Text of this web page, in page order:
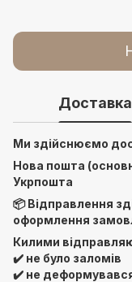
Доставка
Ми здійснюємо
Нова пошта
Укрпошта
📦 Відправлення
оформлення
Килими
✔️ не було заломів
✔️ не